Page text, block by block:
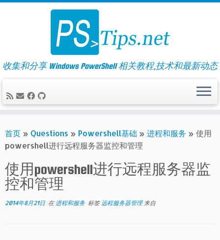
Skip
收集和分享 Windows PowerShell 相关教程,技术和最新动态
首页 » Questions » Powershell基础 » 进程和服务 » 使用
powershell进行远程服务器监控和管理
使用powershell进行远程服务器监
控和管理
2014年8月21日 在 进程和服务 标签远程服务器管理 来自